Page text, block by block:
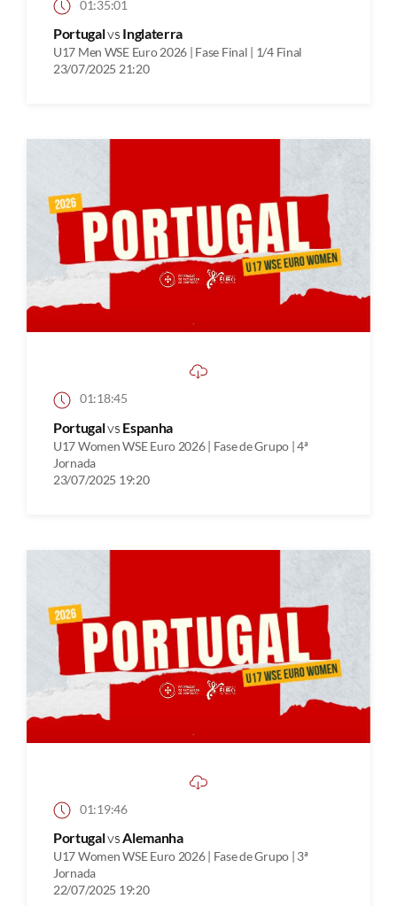
01:35:01
Portugalvs Inglaterra
U17 Men WSE Euro 2026 | Fase Final | 1/4 Final
23/07/2025 21:20
01:18:45
Portugalvs Espanha
U17 Women WSE Euro 2026 | Fase de Grupo | 4ª
Jornada
23/07/2025 19:20
01:19:46
PortugalvsAlemanha
U17 Women WSE Euro 2026 | Fase de Grupo | 3ª
Jornada
22/07/2025 19:20